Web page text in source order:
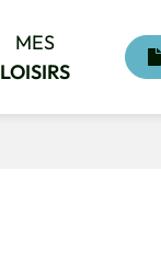
MES
LOISIRS